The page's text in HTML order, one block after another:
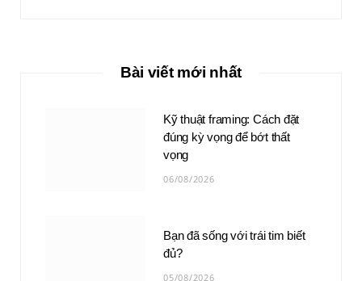
Bài viết mới nhất
Kỹ thuật framing: Cách đặt
đúng kỳ vọng để bớt thất
vọng
06/08/2026
Bạn đã sống với trái tim biết
đủ?
05/08/2026